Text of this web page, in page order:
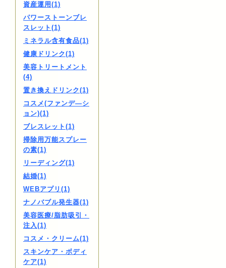
資産運用(1)
パワーストーンブレ
スレット(1)
ミネラル含有食品(1)
健康ドリンク(1)
美容トリートメント
(4)
置き換えドリンク(1)
コスメ(ファンデ―シ
ョン)(1)
ブレスレット(1)
掃除用万能スプレー
の素(1)
リーディング(1)
結婚(1)
WEBアプリ(1)
ナノバブル発生器(1)
美容医療/脂肪吸引・
注入(1)
コスメ・クリーム(1)
スキンケア・ボディ
ケア(1)